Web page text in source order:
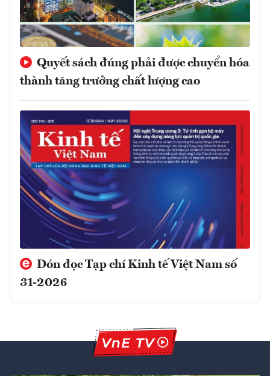
Quyết sách đúng phải được chuyển hóa
thành tăng trưởng chất lượng cao
Đón đọc Tạp chí Kinh tế Việt Nam số
31-2026